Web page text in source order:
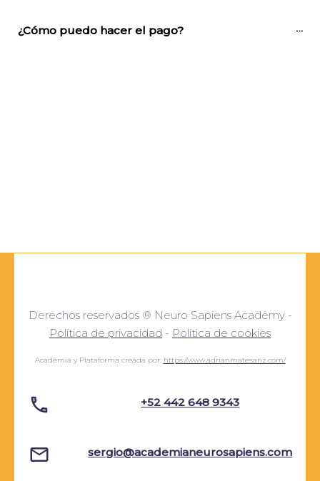
¿Cómo puedo hacer el pago?
Derechos reservados ® Neuro Sapiens Academy -
Política de privacidad - Política de cookies
Academia y Plataforma creada por: https://www.adrianmatesanz.com/
+52 442 648 9343
sergio@academianeurosapiens.com